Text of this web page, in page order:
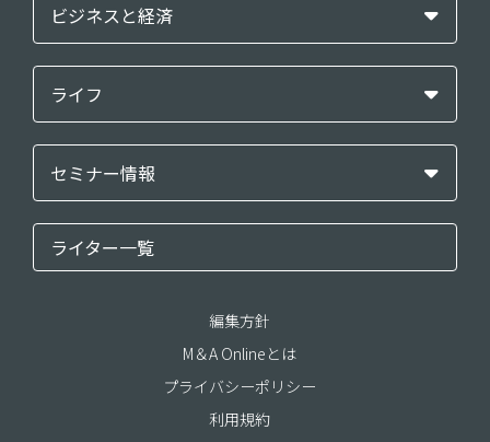
ビジネスと経済
ライフ
セミナー情報
ライター一覧
編集方針
M＆A Onlineとは
プライバシーポリシー
利用規約